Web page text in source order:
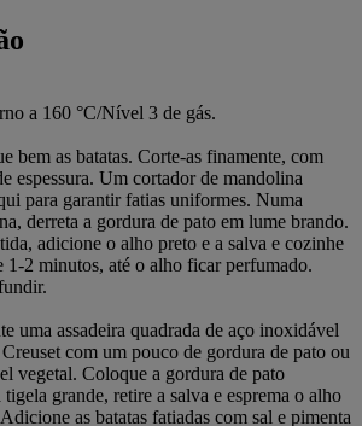
a 160 °C/Nível 3 de gás.
bem as batatas. Corte-as finamente, com
espessura. Um cortador de mandolina
para garantir fatias uniformes. Numa
derreta a gordura de pato em lume brando.
adicione o alho preto e a salva e cozinhe
1-2 minutos, até o alho ficar perfumado.
uma assadeira quadrada de aço inoxidável
com um pouco de gordura de pato ou
vegetal. Coloque a gordura de pato
grande, retire a salva e esprema o alho
as batatas fatiadas com sal e pimenta